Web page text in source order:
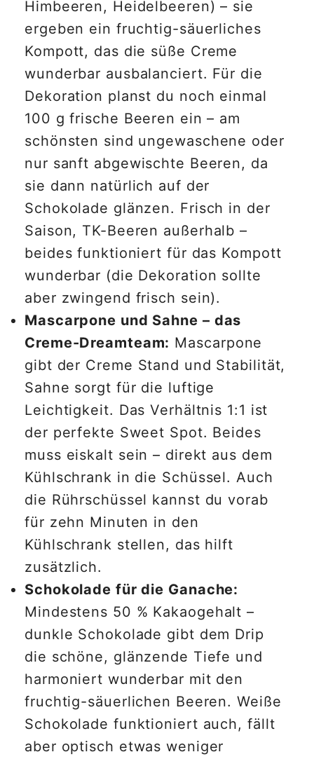
Himbeeren, Heidelbeeren) – sie
ergeben ein fruchtig-säuerliches
Kompott, das die süße Creme
wunderbar ausbalanciert. Für die
Dekoration planst du noch einmal
100 g frische Beeren ein – am
schönsten sind ungewaschene oder
nur sanft abgewischte Beeren, da
sie dann natürlich auf der
Schokolade glänzen. Frisch in der
Saison, TK-Beeren außerhalb –
beides funktioniert für das Kompott
wunderbar (die Dekoration sollte
aber zwingend frisch sein).
Mascarpone und Sahne – das
Creme-Dreamteam: Mascarpone
gibt der Creme Stand und Stabilität,
Sahne sorgt für die luftige
Leichtigkeit. Das Verhältnis 1:1 ist
der perfekte Sweet Spot. Beides
muss eiskalt sein – direkt aus dem
Kühlschrank in die Schüssel. Auch
die Rührschüssel kannst du vorab
für zehn Minuten in den
Kühlschrank stellen, das hilft
zusätzlich.
Schokolade für die Ganache:
Mindestens 50 % Kakaogehalt –
dunkle Schokolade gibt dem Drip
die schöne, glänzende Tiefe und
harmoniert wunderbar mit den
fruchtig-säuerlichen Beeren. Weiße
Schokolade funktioniert auch, fällt
aber optisch etwas weniger